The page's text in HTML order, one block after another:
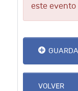
este evento
VOLVER